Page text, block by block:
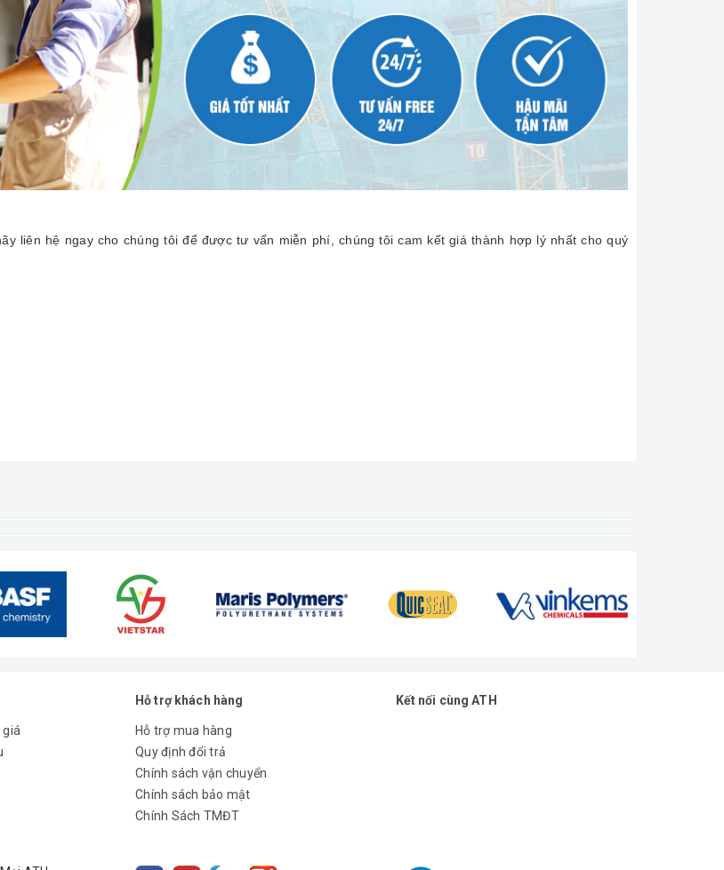
liên hệ ngay cho chúng tôi để được tư vấn miễn phí, chúng tôi cam kết giá thành hợp lý nhất cho quý
giá
Hỗ trợ khách hàng
Hỗ trợ mua hàng
Quy định đổi trả
Chính sách vận chuyển
Chính sách bảo mật
Chính Sách TMĐT
Kết nối cùng ATH